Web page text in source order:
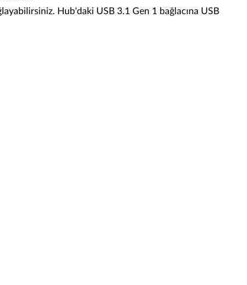
Hub'daki USB 3.1 Gen 1 bağlacına USB